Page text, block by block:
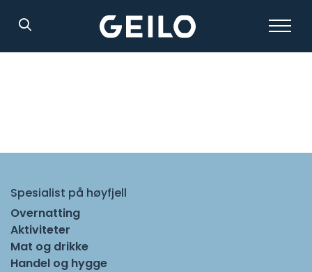
Spesialist på høyfjell
Overnatting
Aktiviteter
Mat og drikke
Handel og hygge